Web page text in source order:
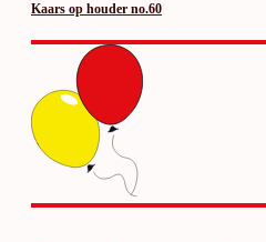
Kaars op houder no.60